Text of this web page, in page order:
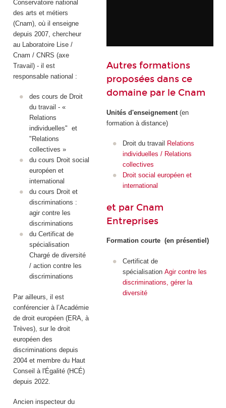
Conservatoire national
des arts et métiers
(Cnam), où il enseigne
depuis 2007, chercheur
au Laboratoire Lise /
Cnam / CNRS (axe
Travail) - il est
responsable national :
des cours de Droit
du travail - «
Relations
individuelles" et
"Relations
collectives »
du cours Droit social
européen et
international
du cours Droit et
discriminations :
agir contre les
discriminations
du Certificat de
spécialisation
Chargé de diversité
/ action contre les
discriminations
Par ailleurs, il est
conférencier à l’Académie
de droit européen (ERA, à
Trèves), sur le droit
européen des
discriminations depuis
2004 et membre du Haut
Conseil à l'Égalité (HCÉ)
depuis 2022.
Ancien inspecteur du
Autres formations
proposées dans ce
domaine par le Cnam
Unités d'enseignement(en
formation à distance)
Droit du travail
Relations
individuelles / Relations
collectives
Droit social européen et
international
et par Cnam
Entreprises
Formation courte (en présentiel)
Certificat de
spécialisation Agir contre les
discriminations, gérer la
diversité